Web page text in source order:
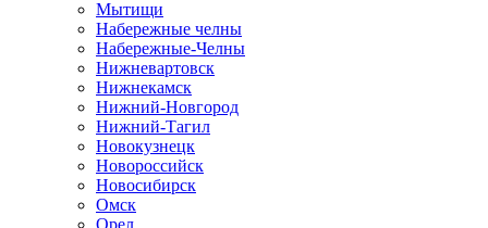
Мытищи
Набережные челны
Набережные-Челны
Нижневартовск
Нижнекамск
Нижний-Новгород
Нижний-Тагил
Новокузнецк
Новороссийск
Новосибирск
Омск
Орел